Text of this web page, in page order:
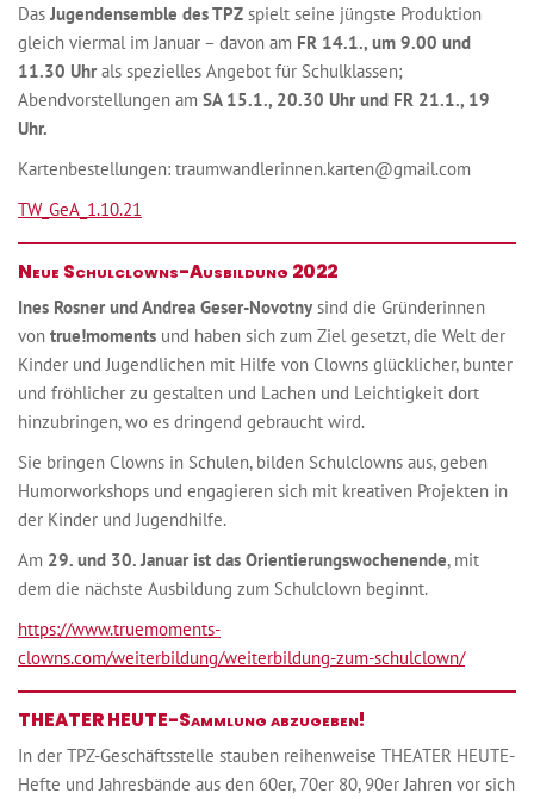
DasJugendensemble des TPZ spielt seine jüngste Produktion
gleich viermal im Januar – davon am FR 14.1., um 9.00 und
11.30 Uhrals spezielles Angebot für Schulklassen;
Abendvorstellungen am SA 15.1., 20.30 Uhr und FR 21.1., 19
Uhr.
Kartenbestellungen: traumwandlerinnen.karten@gmail.com
TW_GeA_1.10.21
Neue Schulclowns-Ausbildung 2022
Ines Rosner und Andrea Geser-Novotny sind die Gründerinnen
von true!moments und haben sich zum Ziel gesetzt, die Welt der
Kinder und Jugendlichen mit Hilfe von Clowns glücklicher, bunter
und fröhlicher zu gestalten und Lachen und Leichtigkeit dort
hinzubringen, wo es dringend gebraucht wird.
Sie bringen Clowns in Schulen, bilden Schulclowns aus, geben
Humorworkshops und engagieren sich mit kreativen Projekten in
der Kinder und Jugendhilfe.
Am 29. und 30. Januar ist das Orientierungswochenende, mit
dem die nächste Ausbildung zum Schulclown beginnt.
https://www.truemoments-
clowns.com/weiterbildung/weiterbildung-zum-schulclown/
THEATER HEUTE-Sammlung abzugeben!
In der TPZ-Geschäftsstelle stauben reihenweise THEATER HEUTE-
Hefte und Jahresbände aus den 60er, 70er 80, 90er Jahren vor sich